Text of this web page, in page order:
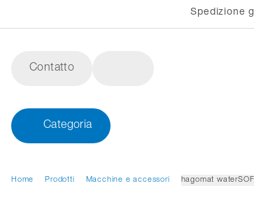
Spedizione
Contatto
Categoria
Home Prodotti Macchine e accessori hagomat